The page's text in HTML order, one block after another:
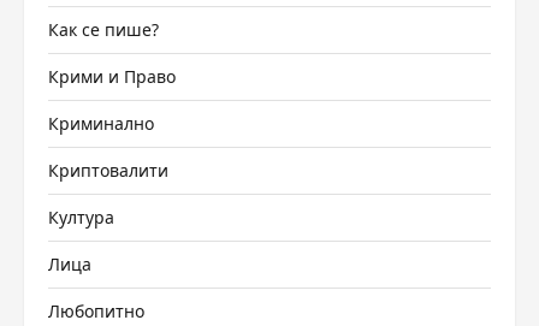
Как се пише?
Крими и Право
Криминално
Криптовалити
Култура
Лица
Любопитно